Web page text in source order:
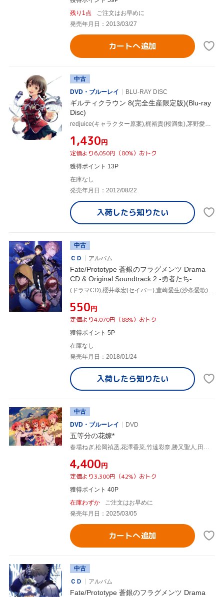
残り1点
ご注文はお早めに
発売年月日：2013/03/27
カートへ追加
中古
DVD・ブルーレイ
BLU-RAY DISC
ギルティクラウン 8(完全生産限定版)(Blu-ray
Disc)
redjuice(キャラクター原案),梶裕貴(桜満集),茅野愛衣(楪いのり),花澤香菜(篠宮綾瀬),澤野弘之(音楽)
¥1,430円
定価より6,050円（80%）おトク
獲得ポイント 13P
在庫なし
発売年月日：2012/08/22
入荷したら知りたい
中古
ＣＤ
アルバム
Fate/Prototype 蒼銀のフラグメンツ Drama
CD & Original Soundtrack 2 -勇者たち-
(ドラマCD),櫻井孝宏(セイバー),豊崎愛生(沙条愛歌),花澤香菜(沙条綾香),鶴岡聡(アーチャー),能登麻美子(ランサー),子安武人(ライダー),三木眞一郎(キャスター)
¥550円
定価より4,070円（88%）おトク
獲得ポイント 5P
在庫なし
発売年月日：2018/01/24
入荷したら知りたい
中古
DVD・ブルーレイ
DVD
五等分の花嫁*
¥4,400円
定価より3,300円（42%）おトク
獲得ポイント 40P
在庫わずか
ご注文はお早めに
発売年月日：2025/03/05
カートへ追加
中古
ＣＤ
アルバム
Fate/Prototype 蒼銀のフラグメンツ Drama